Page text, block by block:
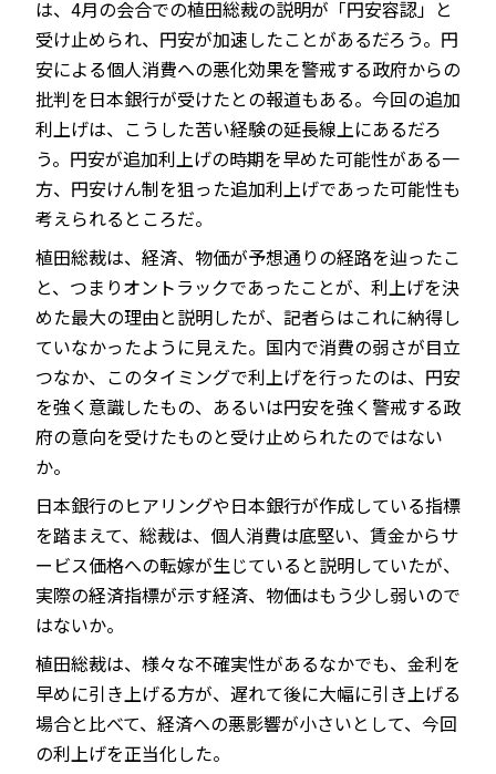
は、4月の会合での植田総裁の説明が「円安容認」と
受け止められ、円安が加速したことがあるだろう。円
安による個人消費への悪化効果を警戒する政府からの
批判を日本銀行が受けたとの報道もある。今回の追加
利上げは、こうした苦い経験の延長線上にあるだろ
う。円安が追加利上げの時期を早めた可能性がある一
方、円安けん制を狙った追加利上げであった可能性も
考えられるところだ。
植田総裁は、経済、物価が予想通りの経路を辿ったこ
と、つまりオントラックであったことが、利上げを決
めた最大の理由と説明したが、記者らはこれに納得し
ていなかったように見えた。国内で消費の弱さが目立
つなか、このタイミングで利上げを行ったのは、円安
を強く意識したもの、あるいは円安を強く警戒する政
府の意向を受けたものと受け止められたのではない
か。
日本銀行のヒアリングや日本銀行が作成している指標
を踏まえて、総裁は、個人消費は底堅い、賃金からサ
ービス価格への転嫁が生じていると説明していたが、
実際の経済指標が示す経済、物価はもう少し弱いので
はないか。
植田総裁は、様々な不確実性があるなかでも、金利を
早めに引き上げる方が、遅れて後に大幅に引き上げる
場合と比べて、経済への悪影響が小さいとして、今回
の利上げを正当化した。